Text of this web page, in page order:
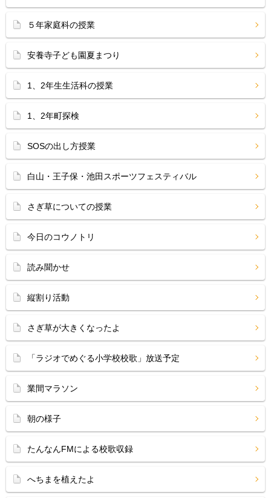
５年家庭科の授業
安養寺子ども園夏まつり
1、2年生生活科の授業
1、2年町探検
SOSの出し方授業
白山・王子保・池田スポーツフェスティバル
さぎ草についての授業
今日のコウノトリ
読み聞かせ
縦割り活動
さぎ草が大きくなったよ
「ラジオでめぐる小学校校歌」放送予定
業間マラソン
朝の様子
たんなんFMによる校歌収録
へちまを植えたよ